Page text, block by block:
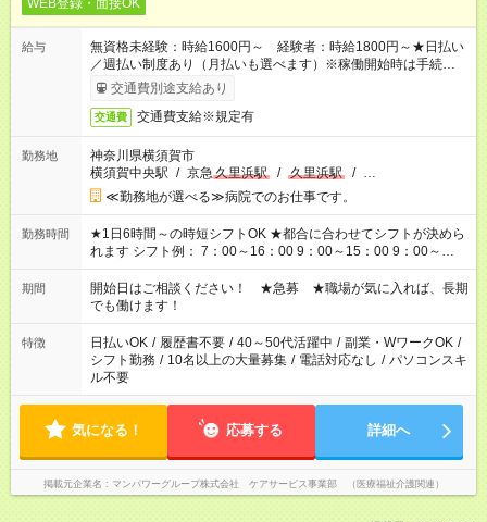
WEB登録・面接OK
給与
無資格未経験：時給1600円～ 経験者：時給1800円～★日払い
／週払い制度あり（月払いも選べます）※稼働開始時は手続き完
了次第のお支払いとなります。
交通費別途支給あり
交通費 交通費支給※規定有
勤務地
神奈川県横須賀市
横須賀中央駅 / 京急 久里浜駅 / 久里浜駅 / …
≪勤務地が選べる≫病院でのお仕事です。
勤務時間
★1日6時間～の時短シフトOK ★都合に合わせてシフトが決めら
れます シフト例： 7：00～16：00 9：00～15：00 9：00～
18：00 11：00～20：00 など ※Wワークの場合、他のお仕事と
合わせ週40時間超の就業はご案内できません ※法令に基づき、
週20時間以上勤務は社会保険への加入対象となります ※労働者
派遣法（日雇い派遣の原則禁止）により、短時間・短期間の就
業はご案内が難しい場合があります
期間
開始日はご相談ください！ ★急募 ★職場が気に入れば、長期
でも働けます！
特徴 日払いOK / 履歴書不要 / 40～50代活躍中 / 副業・WワークOK /
シフト勤務 / 10名以上の大量募集 / 電話対応なし / パソコンスキ
ル不要
気になる！ 応募する 詳細へ
掲載元企業名 マンパワーグループ株式会社 ケアサービス事業部 （医療福祉介護関連）